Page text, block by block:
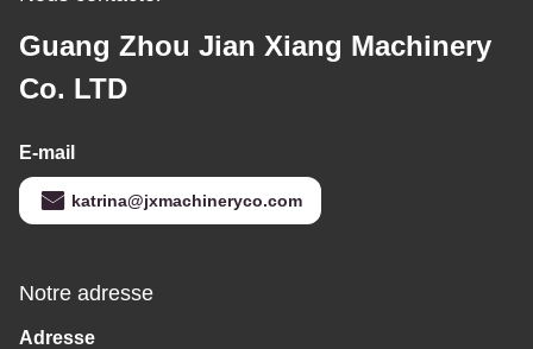
Guang Zhou Jian Xiang Machinery
Co. LTD
E-mail
katrina@jxmachineryco.com
Notre adresse
Adresse